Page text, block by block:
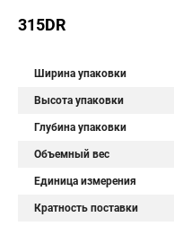
315DR
Ширина упаковки
Высота упаковки
Глубина упаковки
Объемный вес
Единица измерения
Кратность поставки